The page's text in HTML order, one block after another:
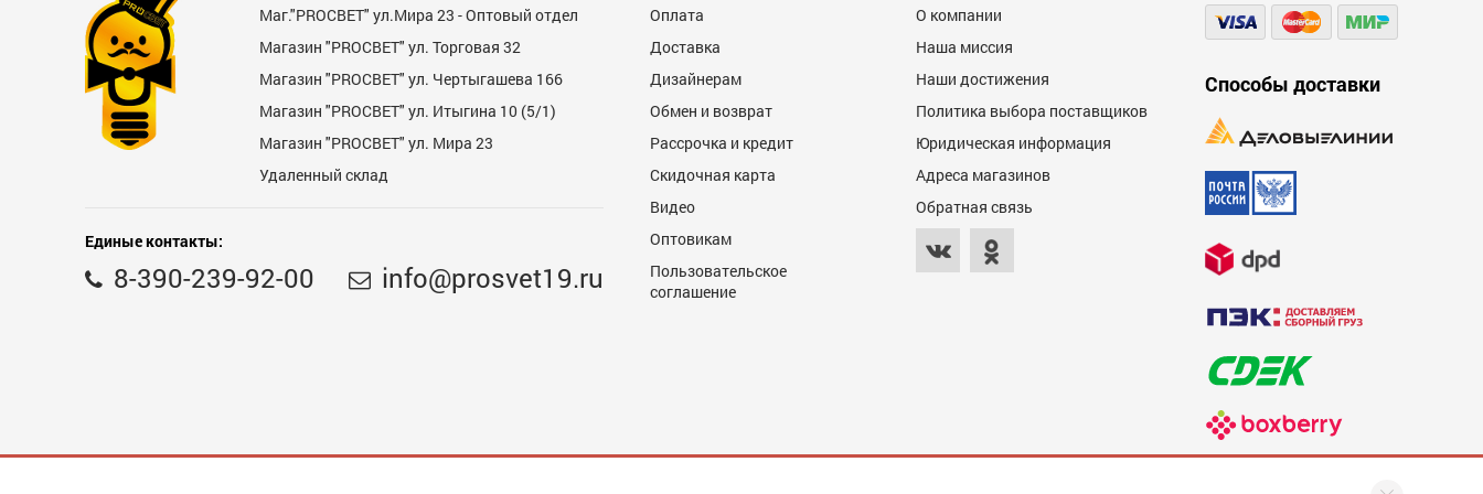
Недостатки
Маг."PROСВЕТ" ул.Мира 23 - Оптовый отдел
Магазин "PROСВЕТ" ул. Торговая 32
Магазин "PROCBET" ул. Чертыгашева 166
Магазин "PROCBET" ул. Итыгина 10 (5/1)
Магазин "PROСВЕТ" ул. Мира 23
Удаленный склад
Единые контакты:
8-390-239-92-00 info@prosvet19.ru
Оплата
Доставка
Дизайнерам
Обмен и возврат
Рассрочка и кредит
Скидочная карта
Видео
Оптовикам
Пользовательское
соглашение
О компании
Наша миссия
Наши достижения
Политика выбора поставщиков
Юридическая информация
Адреса магазинов
Обратная связь
Способы доставки